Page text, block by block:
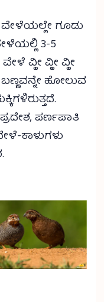
ಗೂಡು
3-5
ವ್ಹೀ ವ್ಹೀ ವ್ಹೀ
ಬಣ್ಣವನ್ನೇ ಹೋಲುವ
ಪರ್ಣಪಾತಿ
ಕಾಳುಗಳು